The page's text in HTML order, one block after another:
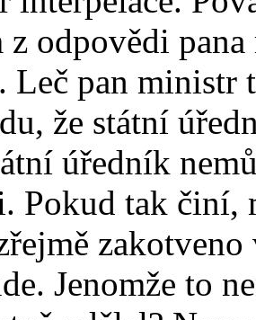
z odpovědi
Leč pan ministr
že státní
úředník
Pokud tak činí,
Jenomže to